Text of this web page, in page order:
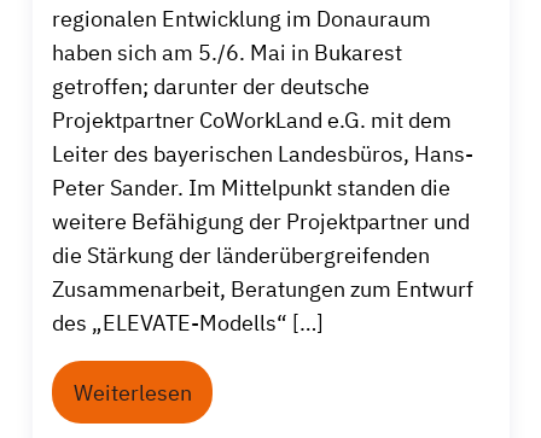
regionalen Entwicklung im Donauraum
haben sich am 5./6. Mai in Bukarest
getroffen; darunter der deutsche
Projektpartner CoWorkLand e.G. mit dem
Leiter des bayerischen Landesbüros, Hans-
Peter Sander. Im Mittelpunkt standen die
weitere Befähigung der Projektpartner und
die Stärkung der länderübergreifenden
Zusammenarbeit, Beratungen zum Entwurf
des „ELEVATE-Modells“ […]
Weiterlesen